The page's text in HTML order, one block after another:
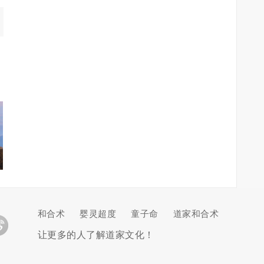
和合术 婴灵超度 童子命 道家和合术
让更多的人了解道家文化！